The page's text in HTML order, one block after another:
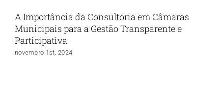
A Importância da Consultoria em Câmaras
Municipais para a Gestão Transparente e
Participativa
novembro 1st, 2024